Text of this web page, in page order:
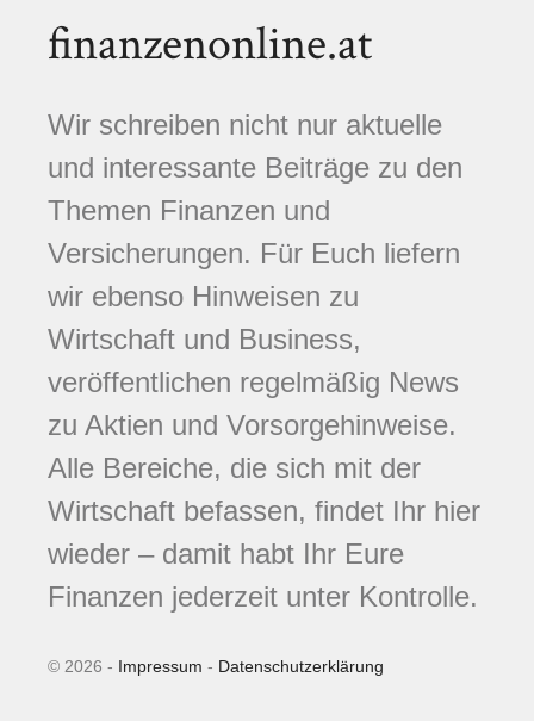
finanzenonline.at
Wir schreiben nicht nur aktuelle
und interessante Beiträge zu den
Themen Finanzen und
Versicherungen. Für Euch liefern
wir ebenso Hinweisen zu
Wirtschaft und Business,
veröffentlichen regelmäßig News
zu Aktien und Vorsorgehinweise.
Alle Bereiche, die sich mit der
Wirtschaft befassen, findet Ihr hier
wieder – damit habt Ihr Eure
Finanzen jederzeit unter Kontrolle.
© 2026 - Impressum - Datenschutzerklärung